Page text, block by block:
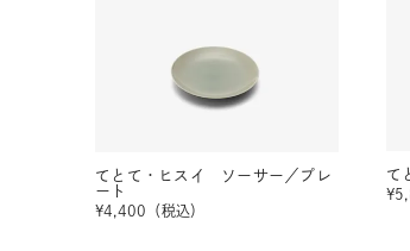
てとて・ヒスイ ソーサー／プレ
ート
¥4,400 （税込）
て
¥